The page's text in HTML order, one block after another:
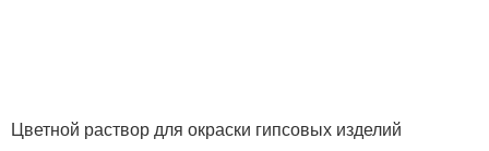
Цветной раствор для окраски гипсовых изделий